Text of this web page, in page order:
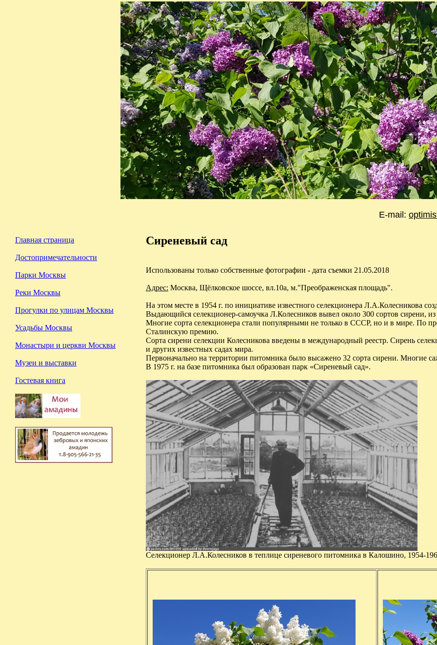
E-mail:
Главная страница
Достопримечательности
Парки Москвы
Реки Москвы
Прогулки по улицам Москвы
Усадьбы Москвы
Монастыри и церкви Москвы
Музеи и выставки
Гостевая книга
Сиреневый сад
Использованы только собственные фотографии - дата съемки 21.05.2018
Адрес: Москва, Щёлковское шоссе, вл.10а, м."Преображенская площадь".
На этом месте в 1954 г. по инициативе известного селекционера Л.А.Колесникова
Выдающийся селекционер-самоучка Л.Колесников вывел около 300 сортов сирени,
Многие сорта селекционера стали популярными не только в СССР, но и в мире. По
Сталинскую премию.
Сорта сирени селекции Колесникова введены в международный реестр. Сирень
и других известных садах мира.
Первоначально на территории питомника было высажено 32 сорта сирени. Многие
В 1975 г. на базе питомника был образован парк «Сиреневый сад».
Селекционер Л.А.Колесников в теплице сиреневого питомника в Калошино, 1954-